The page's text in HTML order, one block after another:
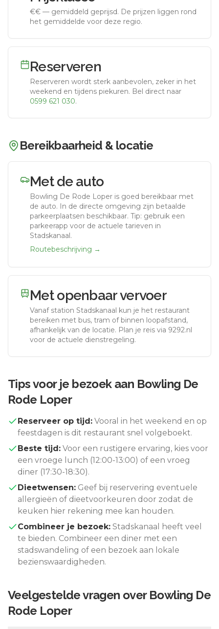
€€ — gemiddeld geprijsd. De prijzen liggen rond
het gemiddelde voor deze regio.
Reserveren
Reserveren wordt sterk aanbevolen, zeker in het
weekend en tijdens piekuren. Bel direct naar
0599 621 030.
Bereikbaarheid & locatie
Met de auto
Bowling De Rode Loper is goed bereikbaar met
de auto. In de directe omgeving zijn betaalde
parkeerplaatsen beschikbaar. Tip: gebruik een
parkeerapp voor de actuele tarieven in
Stadskanaal.
Routebeschrijving →
Met openbaar vervoer
Vanaf station Stadskanaal kun je het restaurant
bereiken met bus, tram of binnen loopafstand,
afhankelijk van de locatie. Plan je reis via 9292.nl
voor de actuele dienstregeling.
Tips voor je bezoek aan Bowling De
Rode Loper
Reserveer op tijd: Vooral in het weekend en op
feestdagen is dit restaurant snel volgeboekt.
Beste tijd: Voor een rustigere ervaring, kies voor
een vroege lunch (12:00-13:00) of een vroeg
diner (17:30-18:30).
Dieetwensen: Geef bij reservering eventuele
allergieën of dieetvoorkeuren door zodat de
keuken hier rekening mee kan houden.
Combineer je bezoek: Stadskanaal
heeft veel
te bieden. Combineer een diner met een
stadswandeling of een bezoek aan lokale
bezienswaardigheden.
Veelgestelde vragen over Bowling De
Rode Loper